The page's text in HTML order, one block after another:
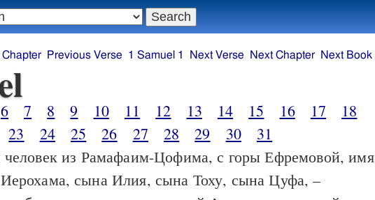
Previous Verse 1 Samuel 1 Next Verse Next Chapter Next Book
6 7 8 9 10 11 12 13 14 15 16 17
18
23 24 25 26 27 28 29 30
31
из Рамафаим-Цофима, с горы Ефремовой, имя
сына Илия, сына Тоху, сына Цуфа, –